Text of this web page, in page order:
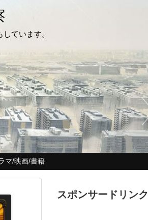
ています。
マ/映画/書籍
スポンサードリンク